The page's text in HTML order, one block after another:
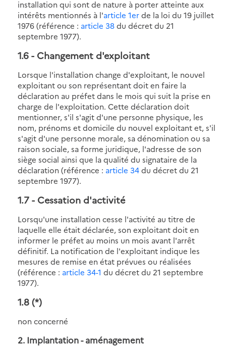
installation qui sont de nature à porter atteinte aux
intérêts mentionnés à l'article 1erde la loi du 19 juillet
1976 (référence : article 38du décret du 21
septembre 1977).
1.6 - Changement d'exploitant
Lorsque l'installation change d'exploitant, le nouvel
exploitant ou son représentant doit en faire la
déclaration au préfet dans le mois qui suit la prise en
charge de l'exploitation. Cette déclaration doit
mentionner, s'il s'agit d'une personne physique, les
nom, prénoms et domicile du nouvel exploitant et, s'il
s'agit d'une personne morale, sa dénomination ou sa
raison sociale, sa forme juridique, l'adresse de son
siège social ainsi que la qualité du signataire de la
déclaration (référence : article 34du décret du 21
septembre 1977).
1.7 - Cessation d'activité
Lorsqu'une installation cesse l'activité au titre de
laquelle elle était déclarée, son exploitant doit en
informer le préfet au moins un mois avant l'arrêt
définitif. La notification de l'exploitant indique les
mesures de remise en état prévues ou réalisées
(référence : article 34-1 du décret du 21 septembre
1977).
1.8 (*)
non concerné
2. Implantation - aménagement